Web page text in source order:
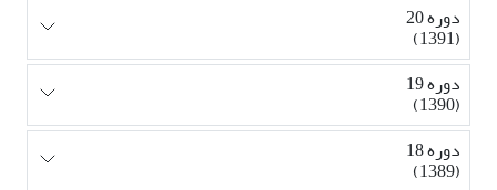
دوره 20
(1391)
دوره 19
(1390)
دوره 18
(1389)